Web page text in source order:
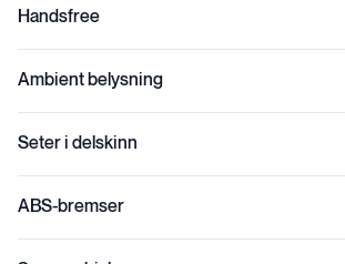
Handsfree
Ambient belysning
Seter i delskinn
ABS-bremser